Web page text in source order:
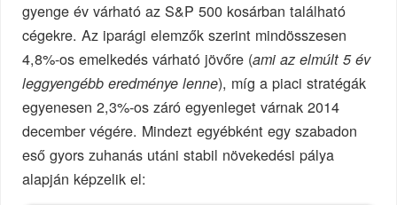
gyenge év várható az S&P 500 kosárban található
cégekre. Az iparági elemzők szerint mindösszesen
4,8%-os emelkedés várható jövőre (ami az elmúlt 5 év
leggyengébb eredménye lenne), míg a piaci stratégák
egyenesen 2,3%-os záró egyenleget várnak 2014
december végére. Mindezt egyébként egy szabadon
eső gyors zuhanás utáni stabil növekedési pálya
alapján képzelik el: